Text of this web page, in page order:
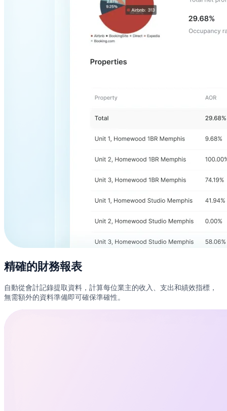
精確的財務報表
自動從會計記錄提取資料，計算每位業主的收入、支出和績效指標，
無需額外的資料準備即可確保準確性。